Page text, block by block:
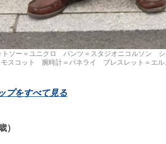
ソー＝ユニクロ パンツ＝スタジオニコルソン
スコット 腕時計＝パネライ ブレスレット＝エ
プをすべて見る
）